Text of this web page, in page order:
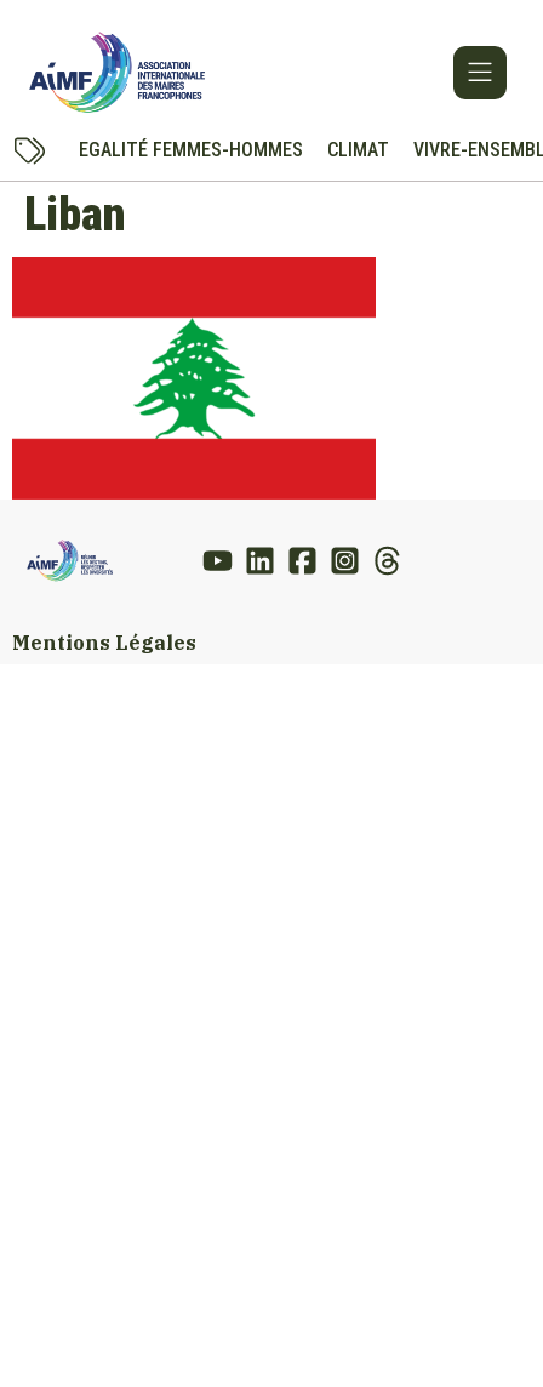
EGALITÉ FEMMES-HOMMES CLIMAT VIVRE-
Liban
Mentions Légales